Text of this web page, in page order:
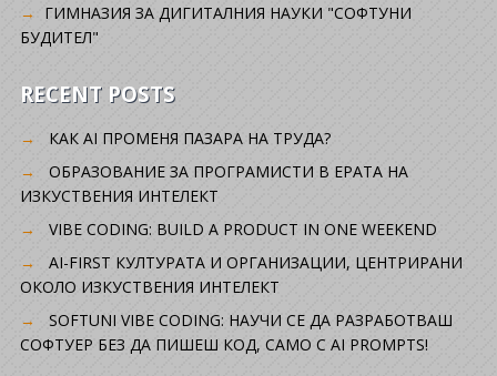
ГИМНАЗИЯ ЗА ДИГИТАЛНИЯ НАУКИ "СОФТУНИ
БУДИТЕЛ"
RECENT POSTS
КАК AI ПРОМЕНЯ ПАЗАРА НА ТРУДА?
ОБРАЗОВАНИЕ ЗА ПРОГРАМИСТИ В ЕРАТА НА
ИЗКУСТВЕНИЯ ИНТЕЛЕКТ
VIBE CODING: BUILD A PRODUCT IN ONE WEEKEND
AI-FIRST КУЛТУРАТА И ОРГАНИЗАЦИИ, ЦЕНТРИРАНИ
ОКОЛО ИЗКУСТВЕНИЯ ИНТЕЛЕКТ
SOFTUNI VIBE CODING: НАУЧИ СЕ ДА РАЗРАБОТВАШ
СОФТУЕР БЕЗ ДА ПИШЕШ КОД, САМО С AI PROMPTS!